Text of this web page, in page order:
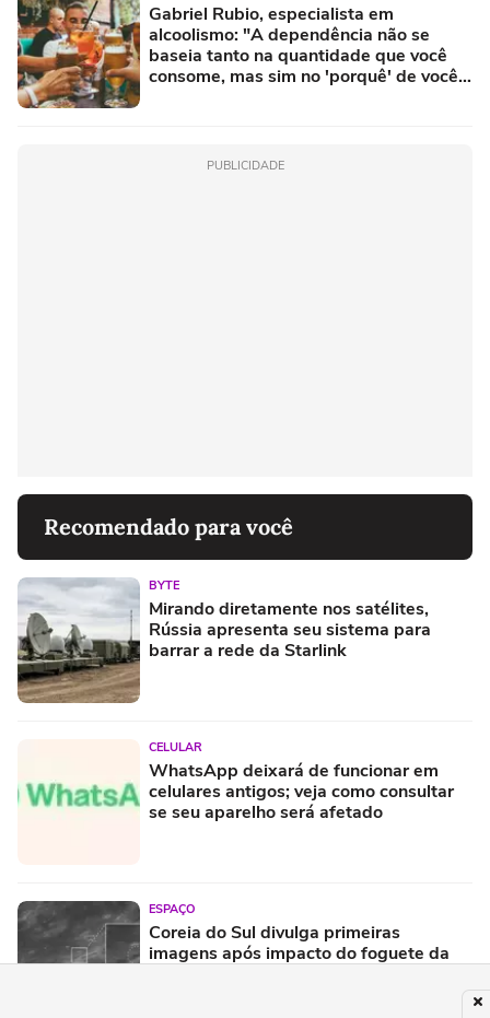
Gabriel Rubio, especialista em
alcoolismo: "A dependência não se
baseia tanto na quantidade que você
consome, mas sim no 'porquê' de você
PUBLICIDADE
Recomendado para você
BYTE
Mirando diretamente nos satélites,
Rússia apresenta seu sistema para
barrar a rede da Starlink
CELULAR
WhatsApp deixará de funcionar em
celulares antigos; veja como consultar
se seu aparelho será afetado
ESPAÇO
Coreia do Sul divulga primeiras
imagens após impacto do foguete da